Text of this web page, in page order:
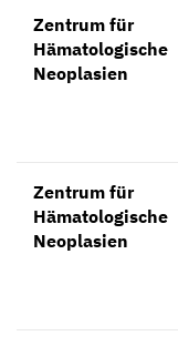
Zentrum für
Hämatologische
Neoplasien
Zentrum für
Hämatologische
Neoplasien